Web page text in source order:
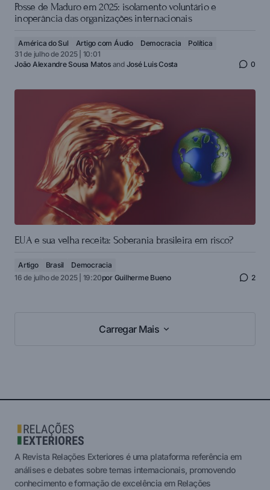
Posse de Maduro em 2025: isolamento voluntário e
inoperância das organizações internacionais
América do Sul Artigo com Áudio Democracia
Política
31 de julho de 2025 | 10:01
João Alexandre Sousa Matosand José Luis Costa 0
EUA e sua velha receita: Soberania brasileira em risco?
Artigo Brasil
Democracia
16 de julho de 2025 | 19:20por Guilherme Bueno 2
Carregar Mais
A Revista Relações Exteriores é uma plataforma referência em
análises e debates sobre temas internacionais, promovendo
conhecimento e formação de excelência em Relações